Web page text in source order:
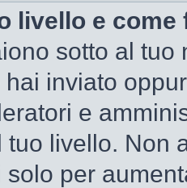
livello e
sotto al
inviato
e
tuo livello. Non
solo per